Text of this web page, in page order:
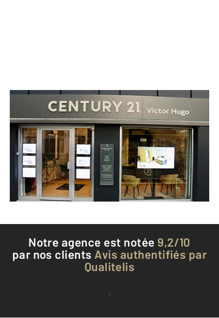
CENTURY 21 Victor Hugo
9 rue de Belgrade
GRENOBLE - 38000
Envoyer un message
Téléphoner à l'agence
Notre agence est notée 9,2/10
par nos clients Avis authentifiés par
Qualitelis
Voir tous les avis clients